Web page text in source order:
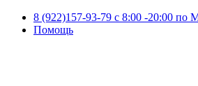
8 (922)157-93-79 c 8:00 -20:00 по
Помощь